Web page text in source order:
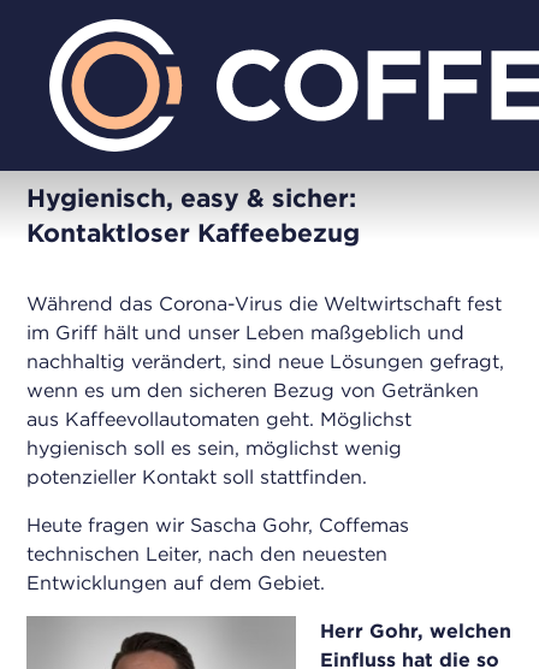
Hygienisch, easy & sicher:
Kontaktloser Kaffeebezug
Während das Corona-Virus die Weltwirtschaft fest
im Griff hält und unser Leben maßgeblich und
nachhaltig verändert, sind neue Lösungen gefragt,
wenn es um den sicheren Bezug von Getränken
aus Kaffeevollautomaten geht. Möglichst
hygienisch soll es sein, möglichst wenig
potenzieller Kontakt soll stattfinden.
Heute fragen wir Sascha Gohr, Coffemas
technischen Leiter, nach den neuesten
Entwicklungen auf dem Gebiet.
Herr Gohr, welchen
Einfluss hat die so